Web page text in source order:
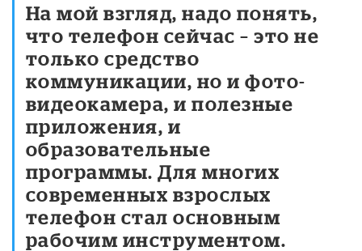
На мой взгляд, надо понять,
что телефон сейчас – это не
только средство
коммуникации, но и фото-
видеокамера, и полезные
приложения, и
образовательные
программы. Для многих
современных взрослых
телефон стал основным
рабочим инструментом.